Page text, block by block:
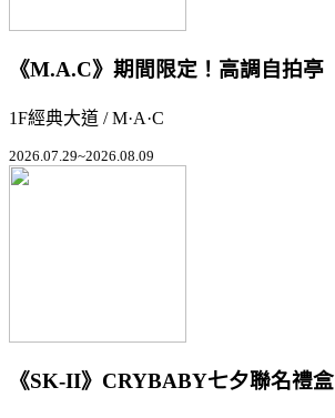
《M.A.C》期間限定！高調自拍亭
1F經典大道 / M·A·C
2026.07.29~2026.08.09
《SK-II》CRYBABY七夕聯名禮盒